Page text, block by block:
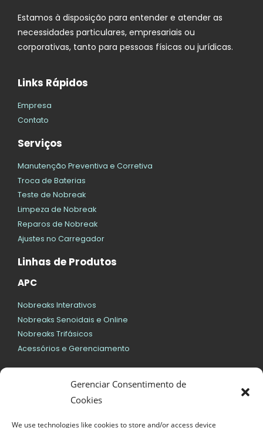
Gerenciar Consentimento de
Cookies
We use technologies like cookies to store and/or access device
Estamos à disposição para entender e atender as
necessidades particulares, empresariais ou
corporativas, tanto para pessoas físicas ou jurídicas.
Links Rápidos
Empresa
Contato
Serviços
Manutenção Preventiva e Corretiva
Troca de Baterias
Teste de Nobreak
Limpeza de Nobreak
Reparos de Nobreak
Ajustes no Carregador
Linhas de Produtos
APC
Nobreaks Interativos
Nobreaks Senoidais e Online
Nobreaks Trifásicos
Acessórios e Gerenciamento
SMS